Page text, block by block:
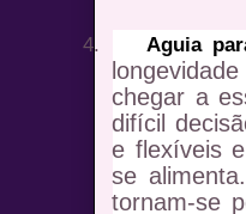
4.
Aguia
chegar a
difícil
e flexíveis
se
tornam-se